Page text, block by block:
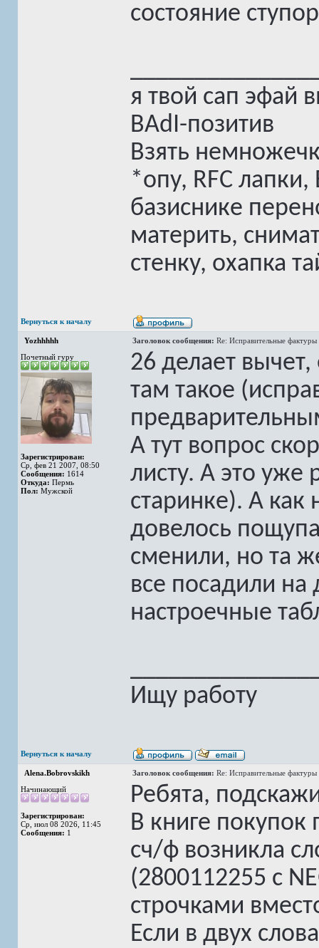
состояние
я твой сап эфай
BAdI-позитив
Взять
*опу, RFC
базиснике
материть,
стенку, охапка
Вернуться к началу
Yozhhhhh Заголовок сообщения: Re: Исправительные фактуры
Почетный гуру
Зарегистрирован:
Ср, фев 21 2007, 08:50
Сообщения: 1614
Откуда: Пермь
Пол: Мужской
26 делает
там такое
А тут вопрос
листу. А это уже
старинке). А как
довелось
сменили, но та
все посадили на
настроечные
Ищу работу
Вернуться к началу
Alena.Bobrovskikh Заголовок сообщения: Re: Исправительные фактуры
Начинающий
Зарегистрирован:
Ср, июл 08 2026, 11:45
Сообщения: 1
Ребята,
В книге
сч/ф возникла
(2800112255 с
строчками
Если в двух